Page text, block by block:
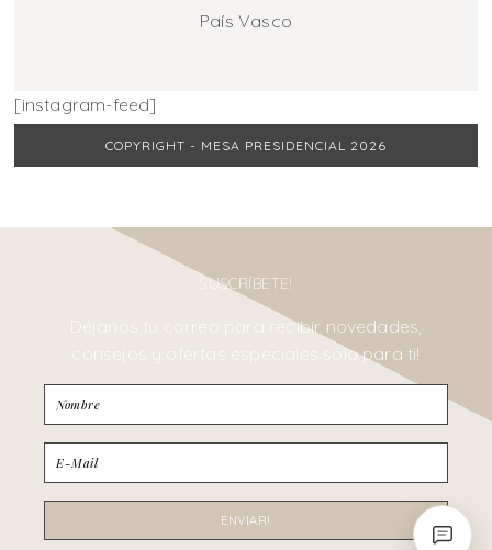
País Vasco
[instagram-feed]
COPYRIGHT - MESA PRESIDENCIAL 2026
SUSCRÍBETE!
Déjanos tu correo para recibir novedades,
consejos y ofertas especiales sólo para ti!